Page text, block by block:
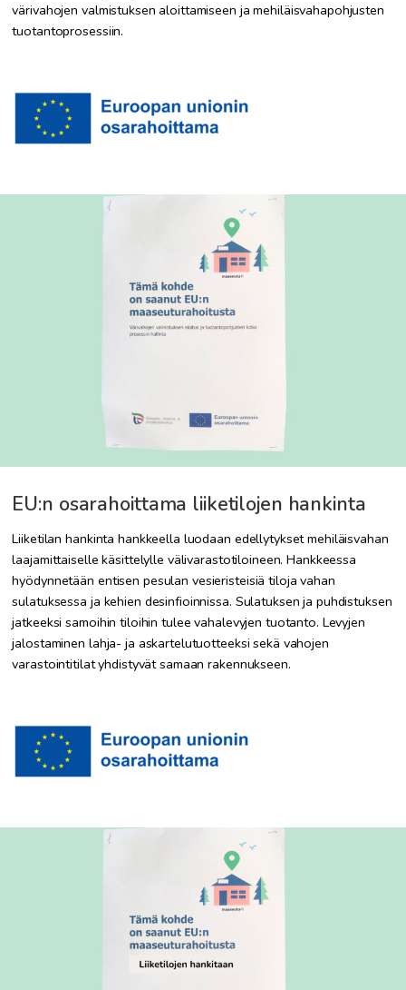
värivahojen valmistuksen aloittamiseen ja mehiläisvahapohjusten
tuotantoprosessiin.
EU:n osarahoittama liiketilojen hankinta
Liiketilan hankinta hankkeella luodaan edellytykset mehiläisvahan
laajamittaiselle käsittelylle välivarastotiloineen. Hankkeessa
hyödynnetään entisen pesulan vesieristeisiä tiloja vahan
sulatuksessa ja kehien desinfioinnissa. Sulatuksen ja puhdistuksen
jatkeeksi samoihin tiloihin tulee vahalevyjen tuotanto. Levyjen
jalostaminen lahja- ja askartelutuotteeksi sekä vahojen
varastointitilat yhdistyvät samaan rakennukseen.